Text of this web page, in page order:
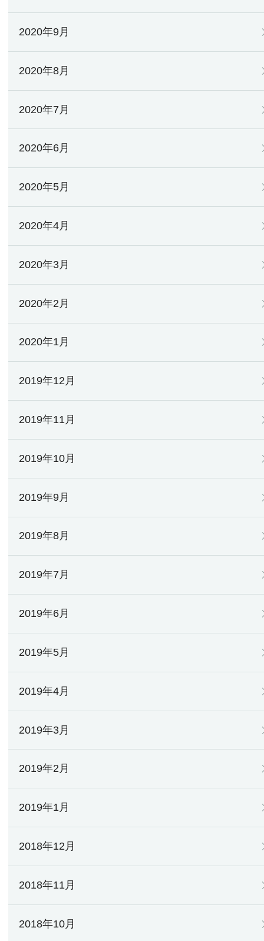
2020年9月
2020年8月
2020年7月
2020年6月
2020年5月
2020年4月
2020年3月
2020年2月
2020年1月
2019年12月
2019年11月
2019年10月
2019年9月
2019年8月
2019年7月
2019年6月
2019年5月
2019年4月
2019年3月
2019年2月
2019年1月
2018年12月
2018年11月
2018年10月